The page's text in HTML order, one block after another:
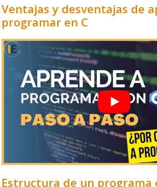
Ventajas y desventajas de
programar en C
Estructura de un programa